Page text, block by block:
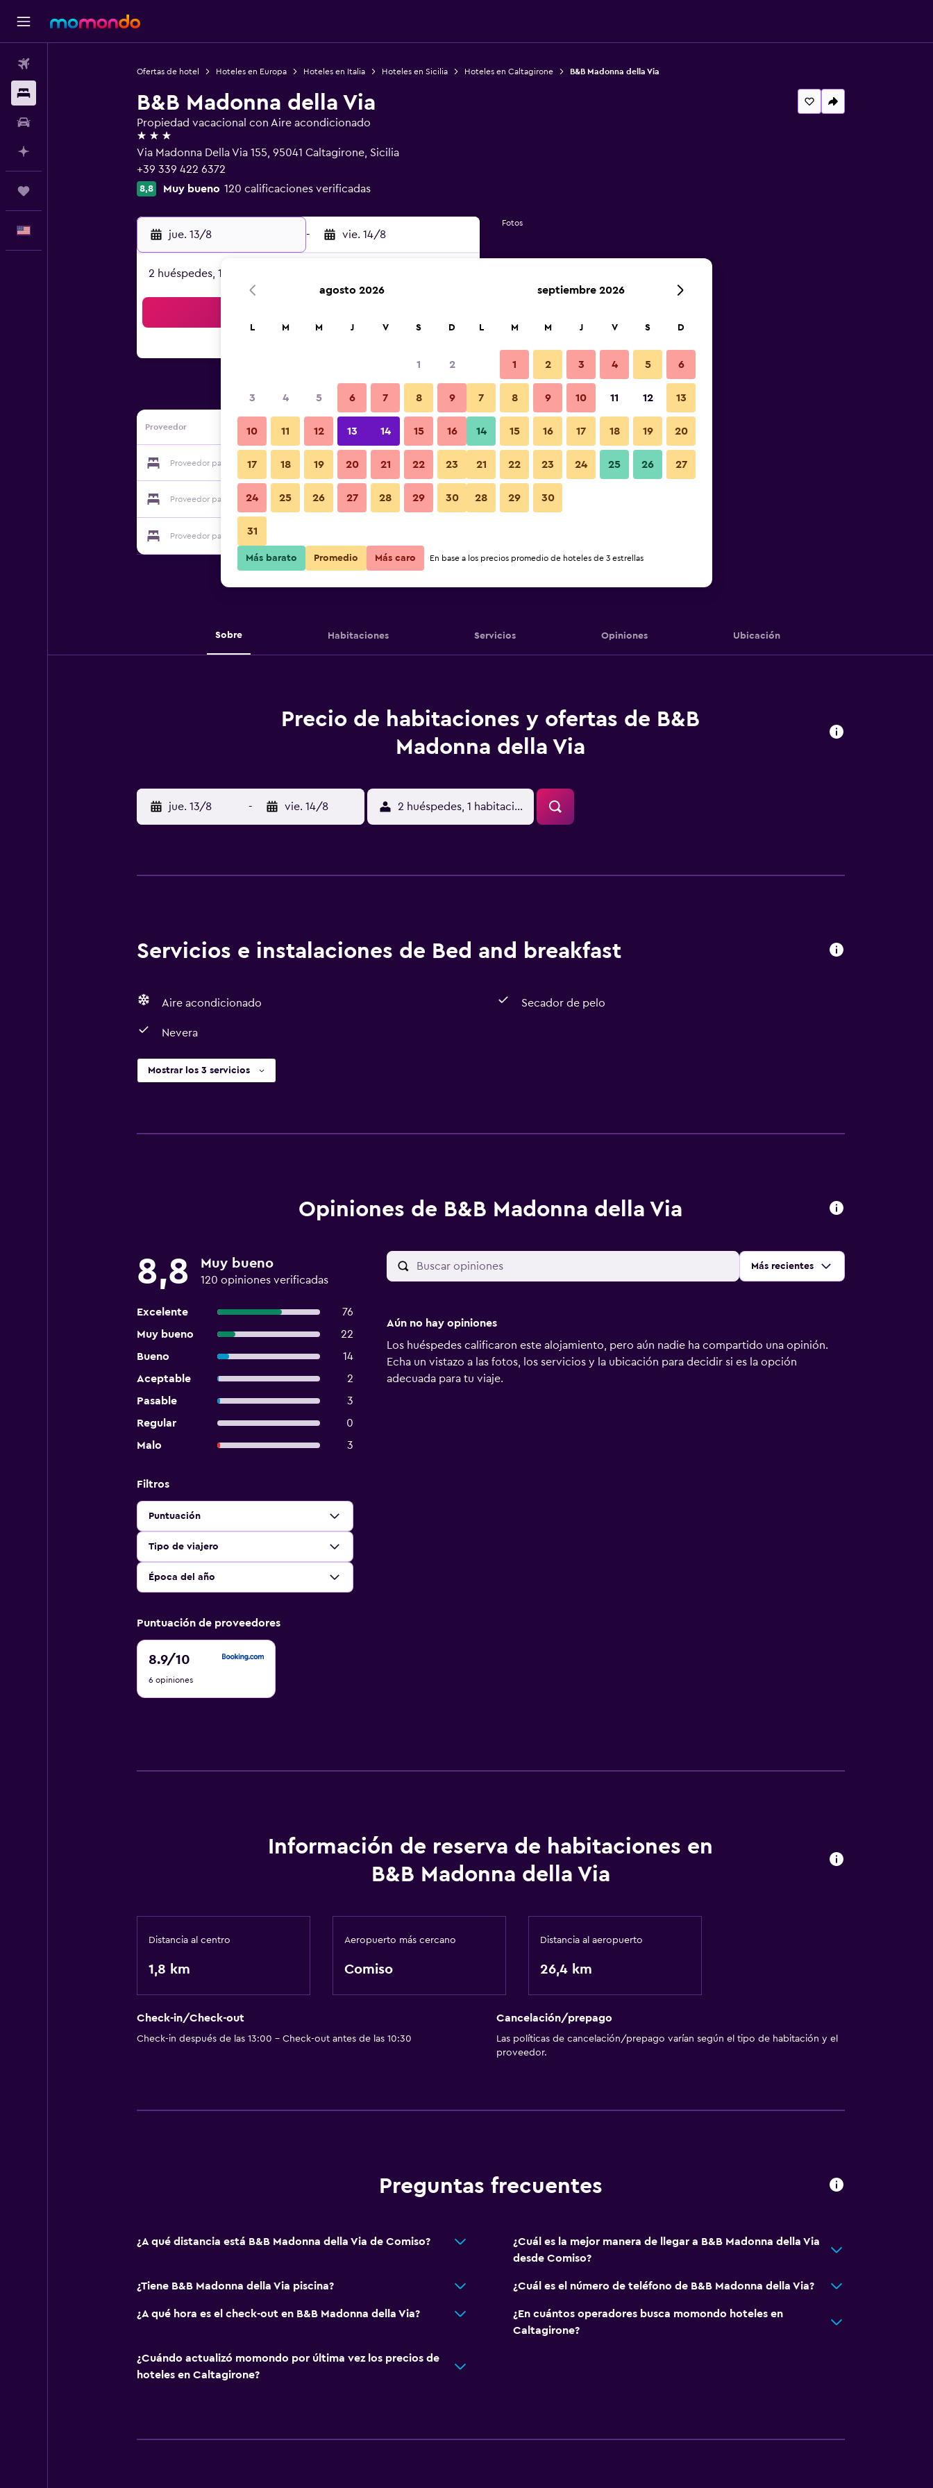
Ofertas de hotel Hoteles en Europa Hoteles en Italia Hoteles en Sicilia Hoteles en Caltagirone B&B Madonna della Via
B&B Madonna della Via
Propiedad vacacional con Aire acondicionado
3 estrellas
Via Madonna Della Via 155, 95041 Caltagirone, Sicilia
+39 339 422 6372
8,8 Muy bueno 120 calificaciones verificadas
jue. 13/8 - vie. 14/8
2 huéspedes, 1 habitación
Proveedor
Proveedor para B&B Madonna della Via Ver precios
Proveedor para B&B Madonna della Via Ver precios
Proveedor para B&B Madonna della Via
Fotos
Sobre Habitaciones Servicios Opiniones Ubicación
Precio de habitaciones y ofertas de B&B
Madonna della Via
jue. 13/8 - vie. 14/8 2 huéspedes, 1 habitación
Servicios e instalaciones de Bed and breakfast
Aire acondicionado Secador de pelo
Nevera
Mostrar los 3 servicios
Opiniones de B&B Madonna della Via
8,8 Muy bueno
120 opiniones verificadas
Excelente
76
Muy bueno
22
Bueno
14
Aceptable
2
Pasable
3
Regular
0
Malo
3
Ordenar por:
Más recientes
Filtros
Puntuación
Tipo de viajero
Época del año
Puntuación de proveedores
8.9/10
8.9
10
6 opiniones
Aún no hay opiniones
Los huéspedes calificaron este alojamiento, pero aún nadie ha compartido una opinión.
Echa un vistazo a las fotos, los servicios y la ubicación para decidir si es la opción
adecuada para tu viaje.
Información de reserva de habitaciones en
B&B Madonna della Via
Distancia al centro
1,8 km
Aeropuerto más cercano
Comiso
Distancia al aeropuerto
26,4 km
Check-in/Check-out
Check-in después de las 13:00 - Check-out antes de las 10:30
Cancelación/prepago
Las políticas de cancelación/prepago varían según el tipo de habitación y el
proveedor.
Preguntas frecuentes
¿A qué distancia está B&B Madonna della Via de Comiso?
¿Cuál es la mejor manera de llegar a B&B Madonna della Via
desde Comiso?
¿Tiene B&B Madonna della Via piscina? ¿Cuál es el número de teléfono de B&B Madonna della Via?
¿A qué hora es el check-out en B&B Madonna della Via?
¿En cuántos operadores busca momondo hoteles en
Caltagirone?
¿Cuándo actualizó momondo por última vez los precios de
hoteles en Caltagirone?
agosto 2026
L M M J V S D
1 2
3 4 5 6 7 8 9
10 11 12 13 14 15 16
17 18 19 20 21 22 23
24 25 26 27 28 29 30
31
septiembre 2026
L M M J V S D
1 2 3 4 5 6
7 8 9 10 11 12 13
14 15 16 17 18 19 20
21 22 23 24 25 26 27
28 29 30
Más barato Promedio Más caro En base a los precios promedio de hoteles de 3 estrellas